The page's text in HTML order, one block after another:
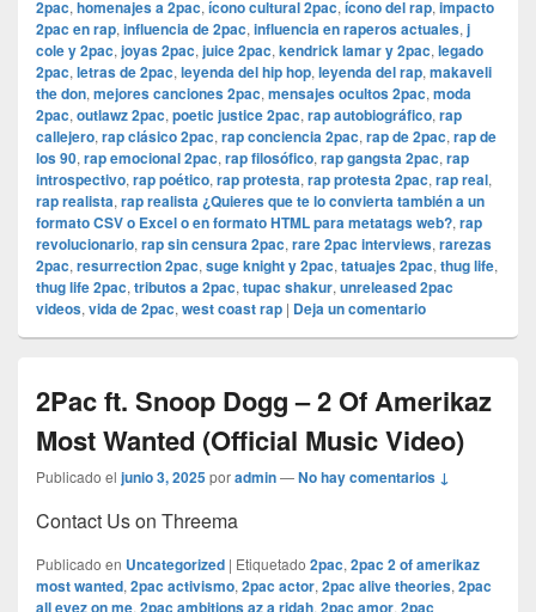
2pac, homenajes a 2pac, ícono cultural 2pac, ícono del rap, impacto
2pac en rap, influencia de 2pac, influencia en raperos actuales, j
cole y 2pac, joyas 2pac, juice 2pac, kendrick lamar y 2pac, legado
2pac, letras de 2pac, leyenda del hip hop, leyenda del rap, makaveli
the don, mejores canciones 2pac, mensajes ocultos 2pac, moda
2pac, outlawz 2pac, poetic justice 2pac, rap autobiográfico, rap
callejero, rap clásico 2pac, rap conciencia 2pac, rap de 2pac, rap de
los 90, rap emocional 2pac, rap filosófico, rap gangsta 2pac, rap
introspectivo, rap poético, rap protesta, rap protesta 2pac, rap real,
rap realista, rap realista ¿Quieres que te lo convierta también a un
formato CSV o Excel o en formato HTML para metatags web?, rap
revolucionario, rap sin censura 2pac, rare 2pac interviews, rarezas
2pac, resurrection 2pac, suge knight y 2pac, tatuajes 2pac, thug life,
thug life 2pac, tributos a 2pac, tupac shakur, unreleased 2pac
videos, vida de 2pac, west coast rap | Deja un comentario
2Pac ft. Snoop Dogg – 2 Of Amerikaz
Most Wanted (Official Music Video)
Publicado el junio 3, 2025poradmin—No hay comentarios ↓
Contact Us on Threema
Publicado en Uncategorized | Etiquetado 2pac, 2pac 2 of amerikaz
most wanted, 2pac activismo, 2pac actor, 2pac alive theories, 2pac
all eyez on me, 2pac ambitions az a ridah, 2pac amor, 2pac